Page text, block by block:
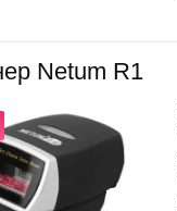
Netum R1